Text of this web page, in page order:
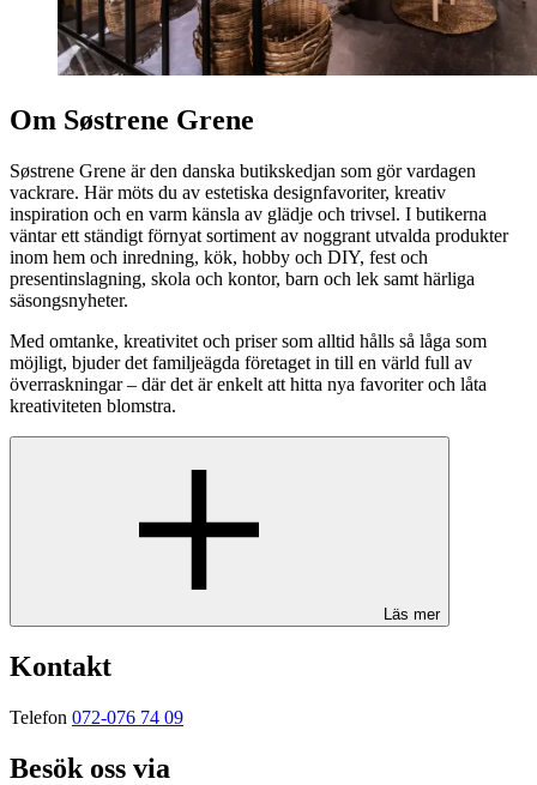
Om Søstrene Grene
Søstrene Grene är den danska butikskedjan som gör vardagen
vackrare. Här möts du av estetiska designfavoriter, kreativ
inspiration och en varm känsla av glädje och trivsel. I butikerna
väntar ett ständigt förnyat sortiment av noggrant utvalda produkter
inom hem och inredning, kök, hobby och DIY, fest och
presentinslagning, skola och kontor, barn och lek samt härliga
säsongsnyheter.
Med omtanke, kreativitet och priser som alltid hålls så låga som
möjligt, bjuder det familjeägda företaget in till en värld full av
överraskningar – där det är enkelt att hitta nya favoriter och låta
kreativiteten blomstra.
Läs mer
Kontakt
Telefon 072-076 74 09
Besök oss via